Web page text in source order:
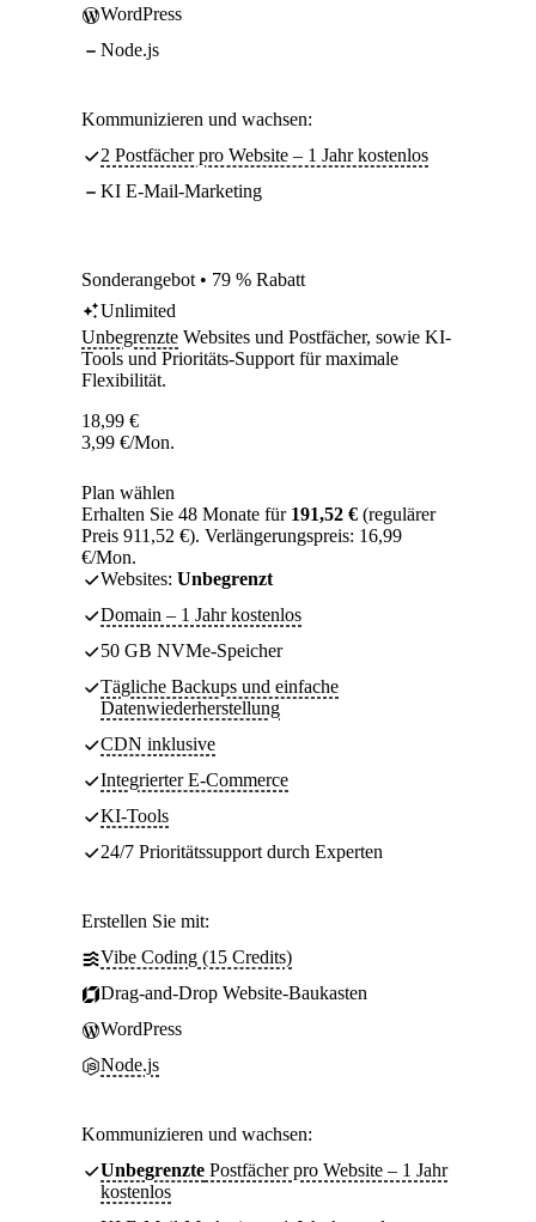
WordPress
Node.js
Kommunizieren und wachsen:
2 Postfächer pro Website – 1 Jahr kostenlos
KI E-Mail-Marketing
Sonderangebot • 79 % Rabatt
Unlimited
Unbegrenzte Websites und Postfächer, sowie KI-
Tools und Prioritäts-Support für maximale
Flexibilität.
18,99 €
3,99 €/Mon.
Plan wählen
Erhalten Sie 48 Monate für 191,52 € (regulärer
Preis 911,52 €). Verlängerungspreis: 16,99
€/Mon.
Websites: Unbegrenzt
Domain – 1 Jahr kostenlos
50 GB NVMe-Speicher
Tägliche Backups und einfache
Datenwiederherstellung
CDN inklusive
Integrierter E-Commerce
KI-Tools
24/7 Prioritätssupport durch Experten
Erstellen Sie mit:
Vibe Coding (15 Credits)
Drag-and-Drop Website-Baukasten
WordPress
Node.js
Kommunizieren und wachsen:
Unbegrenzte Postfächer pro Website – 1 Jahr
kostenlos